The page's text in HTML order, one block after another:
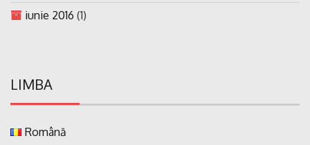
iunie 2016 (1)
LIMBA
Română